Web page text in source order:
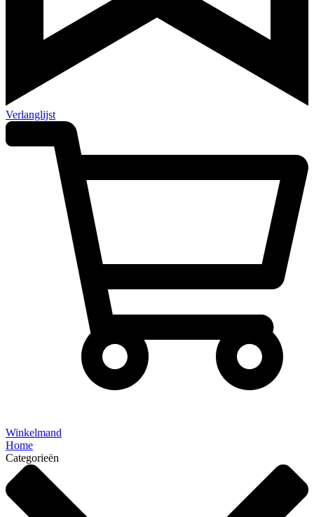
Verlanglijst
Winkelmand
Home
Categorieën